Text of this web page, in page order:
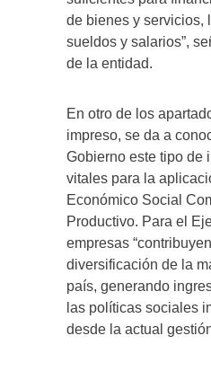
de bienes y servicios,
sueldos y salarios”,
de la entidad.
En otro de los
impreso, se da a
Gobierno este tipo de
vitales para la
Económico Social
Productivo. Para el
empresas
diversificación de la
país, generando
las políticas sociales
desde la actual